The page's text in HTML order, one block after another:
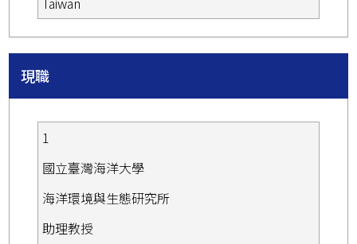
現職
1
國立臺灣海洋大學
海洋環境與生態研究所
助理教授